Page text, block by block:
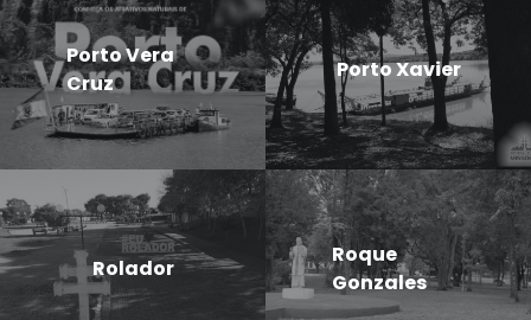
Porto Vera
Cruz
Porto Xavier
Rolador
Roque
Gonzales